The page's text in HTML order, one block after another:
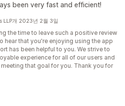
been very fast and efficient!
개 2023년 2월 3일
the time to leave such a positive review
hear that you're enjoying using the app
has been helpful to you. We strive to
experience for all of our users and
that goal for you. Thank you for